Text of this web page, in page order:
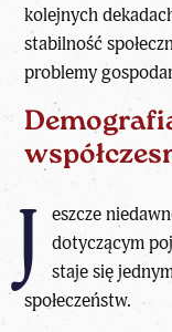
kolejnych
stabilność
problemy
J
eszcze
dotyczącym
staje się
społeczeństw.